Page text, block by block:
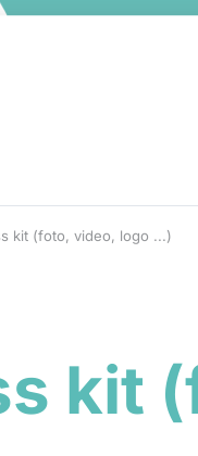
kit (foto, video, logo ...)
kit